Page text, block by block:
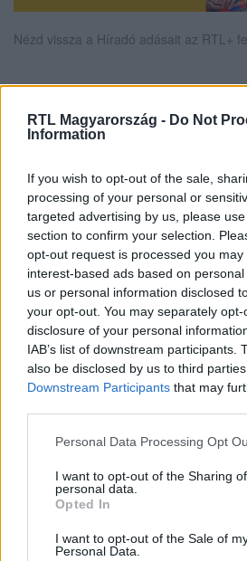
RTL Magyarország - Do Not
Information
If you wish to opt-out of the sale,
processing of your personal or
targeted advertising by us, please
section to confirm your selection.
opt-out request is processed you may
interest-based ads based on
us or personal information disclosed
your opt-out. You may separately
disclosure of your personal
IAB’s list of downstream participants.
also be disclosed by us to third
Downstream Participants that may
Please note that this website/app
not limited to your visit or usage
grant or deny consent to Google and
use your data for below specified
consent section.
Personal Data Processing Opt
I want to opt-out of the Sharing
personal data.
Opted In
I want to opt-out of the Sale of
Personal Data.
Nézd vissza a Híradó adásait az RTL+
Itt állítsd be, hogy az RTL.hu
legyen a Google-találatokban!
Kövess minket, és értesülj a
Facebookon is!
Követem